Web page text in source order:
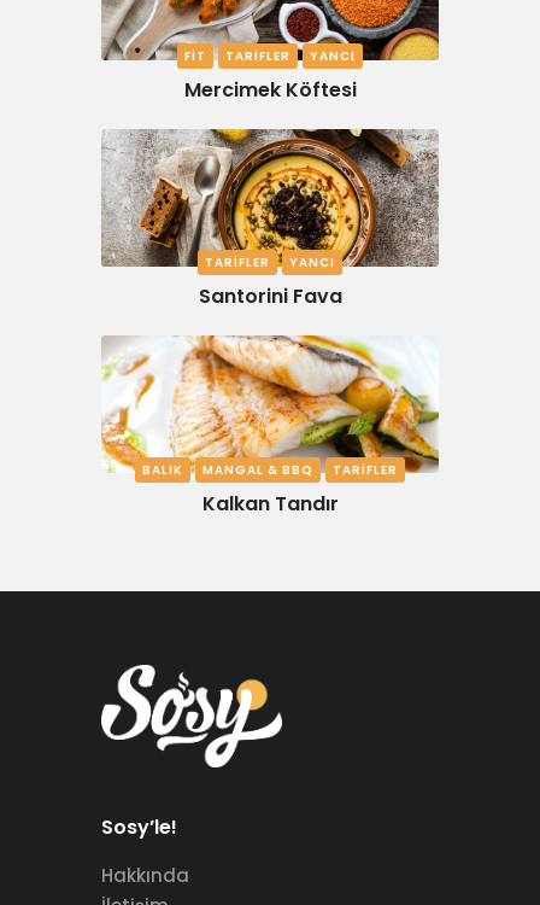
FIT TARIFLER YANCI
Mercimek Köftesi
TARIFLER YANCI
Santorini Fava
BALIK MANGAL & BBQ TARIFLER
Kalkan Tandır
Sosy’le!
Hakkında